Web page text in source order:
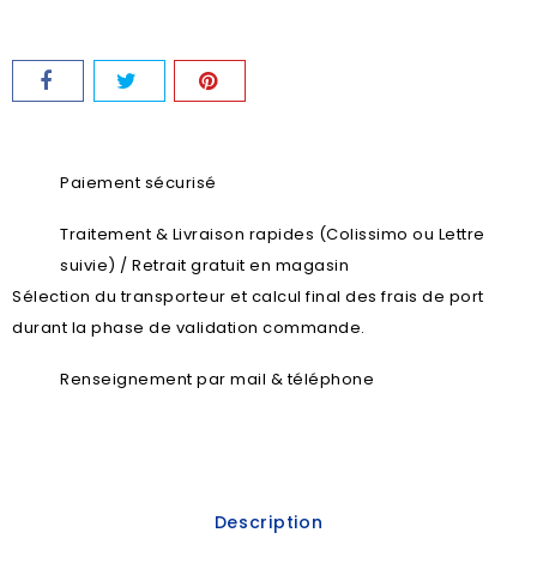
Paiement sécurisé
Traitement & Livraison rapides (Colissimo ou Lettre
suivie) / Retrait gratuit en magasin
Sélection du transporteur et calcul final des frais de port
durant la phase de validation commande.
Renseignement par mail & téléphone
Description